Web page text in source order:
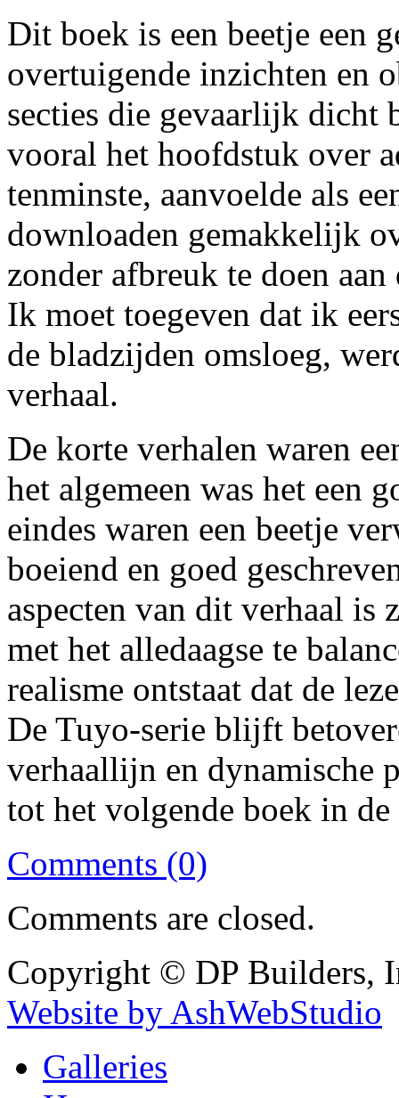
Dit boek is een beetje een
overtuigende inzichten en
secties die gevaarlijk dicht
vooral het hoofdstuk over
tenminste, aanvoelde als
downloaden gemakkelijk
zonder afbreuk te doen
Ik moet toegeven dat ik
de bladzijden omsloeg,
verhaal.
De korte verhalen waren
het algemeen was het een
eindes waren een beetje
boeiend en goed
aspecten van dit verhaal is
met het alledaagse te
realisme ontstaat dat de
De Tuyo-serie blijft
verhaallijn en dynamische
tot het volgende boek in
Comments (0)
Comments are closed.
Copyright © DP Builders,
Website by AshWebStudio
Galleries